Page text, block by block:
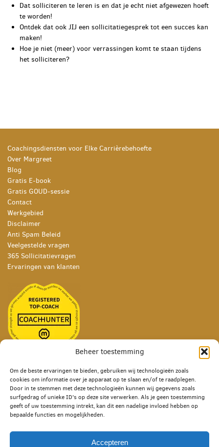
Beheer toestemming
Om de beste ervaringen te bieden, gebruiken wij technologieën zoals
cookies om informatie over je apparaat op te slaan en/of te raadplegen.
Door in te stemmen met deze technologieën kunnen wij gegevens zoals
surfgedrag of unieke ID's op deze site verwerken. Als je geen toestemming
geeft of uw toestemming intrekt, kan dit een nadelige invloed hebben op
bepaalde functies en mogelijkheden.
Accepteren
Dat solliciteren te leren is en dat je echt niet afgewezen hoeft
te worden!
Ontdek dat ook JIJ een sollicitatiegesprek tot een succes kan
maken!
Hoe je niet (meer) voor verrassingen komt te staan tijdens
het solliciteren?
Coachingsdiensten voor Elke Carrièrebehoefte
Over Margreet
Blog
Gratis E-book
Gratis GOUD-sessie
Contact
Werkgebied
Disclaimer
Anti Spam Beleid
Veelgestelde vragen
365 Sollicitatievragen
Ervaringen van klanten
Hazenweg 50
7556 BM Hengelo
06 17 00 89 84
info@margreetjonker.nl